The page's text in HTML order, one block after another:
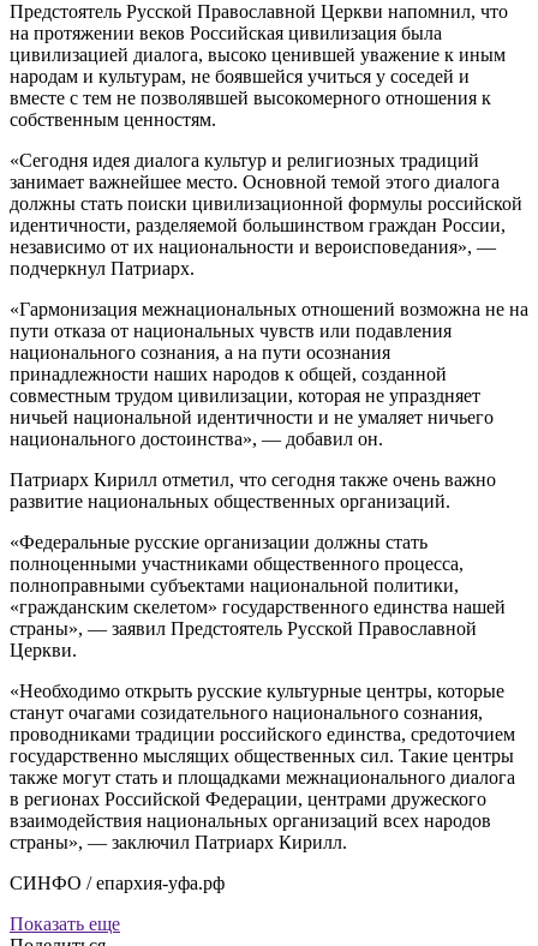
Предстоятель Русской Православной Церкви напомнил, что
на протяжении веков Российская цивилизация была
цивилизацией диалога, высоко ценившей уважение к иным
народам и культурам, не боявшейся учиться у соседей и
вместе с тем не позволявшей высокомерного отношения к
собственным ценностям.
«Сегодня идея диалога культур и религиозных традиций
занимает важнейшее место. Основной темой этого диалога
должны стать поиски цивилизационной формулы российской
идентичности, разделяемой большинством граждан России,
независимо от их национальности и вероисповедания», —
подчеркнул Патриарх.
«Гармонизация межнациональных отношений возможна не на
пути отказа от национальных чувств или подавления
национального сознания, а на пути осознания
принадлежности наших народов к общей, созданной
совместным трудом цивилизации, которая не упраздняет
ничьей национальной идентичности и не умаляет ничьего
национального достоинства», — добавил он.
Патриарх Кирилл отметил, что сегодня также очень важно
развитие национальных общественных организаций.
«Федеральные русские организации должны стать
полноценными участниками общественного процесса,
полноправными субъектами национальной политики,
«гражданским скелетом» государственного единства нашей
страны», — заявил Предстоятель Русской Православной
Церкви.
«Необходимо открыть русские культурные центры, которые
станут очагами созидательного национального сознания,
проводниками традиции российского единства, средоточием
государственно мыслящих общественных сил. Такие центры
также могут стать и площадками межнационального диалога
в регионах Российской Федерации, центрами дружеского
взаимодействия национальных организаций всех народов
страны», — заключил Патриарх Кирилл.
СИНФО / епархия-уфа.рф
Показать еще